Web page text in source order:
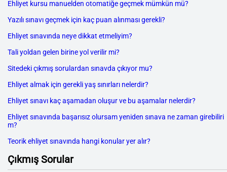
Ehliyet kursu manuelden otomatiğe geçmek mümkün mü?
Yazılı sınavı geçmek için kaç puan alınması gerekli?
Ehliyet sınavında neye dikkat etmeliyim?
Tali yoldan gelen birine yol verilir mi?
Sitedeki çıkmış sorulardan sınavda çıkıyor mu?
Ehliyet almak için gerekli yaş sınırları nelerdir?
Ehliyet sınavı kaç aşamadan oluşur ve bu aşamalar nelerdir?
Ehliyet sınavında başarısız olursam yeniden sınava ne zaman girebiliri
m?
Teorik ehliyet sınavında hangi konular yer alır?
Çıkmış Sorular